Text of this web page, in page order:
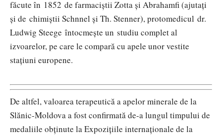
făcute în 1852 de farmaciştii Zotta şi Abrahamfi (ajutaţi
și de chimiştii Schnnel şi Th. Stenner), protomedicul dr.
Ludwig Steege întocmeşte un studiu complet al
izvoarelor, pe care le compară cu apele unor vestite
staţiuni europene.
De altfel, valoarea terapeutică a apelor minerale de la
Slănic-Moldova a fost confirmată de-a lungul timpului de
medaliile obținute la Expozițiile internaționale de la